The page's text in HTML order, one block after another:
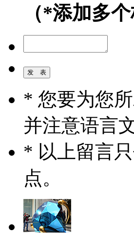
（*添加多
* 您要为您
并注意语言
* 以上留言
点。